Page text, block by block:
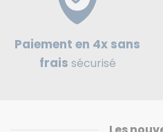
Paiement en 4x sans
frais sécurisé